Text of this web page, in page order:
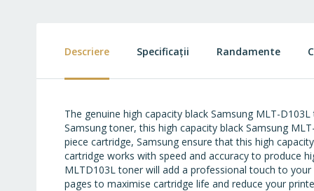
images
Descriere
The genuine high capacity black Samsung MLT-
Samsung toner, this high capacity black Samsung
piece cartridge, Samsung ensure that this high
cartridge works with speed and accuracy to produce
MLTD103L toner will add a professional touch to
pages to maximise cartridge life and reduce your
Specificații Randamente